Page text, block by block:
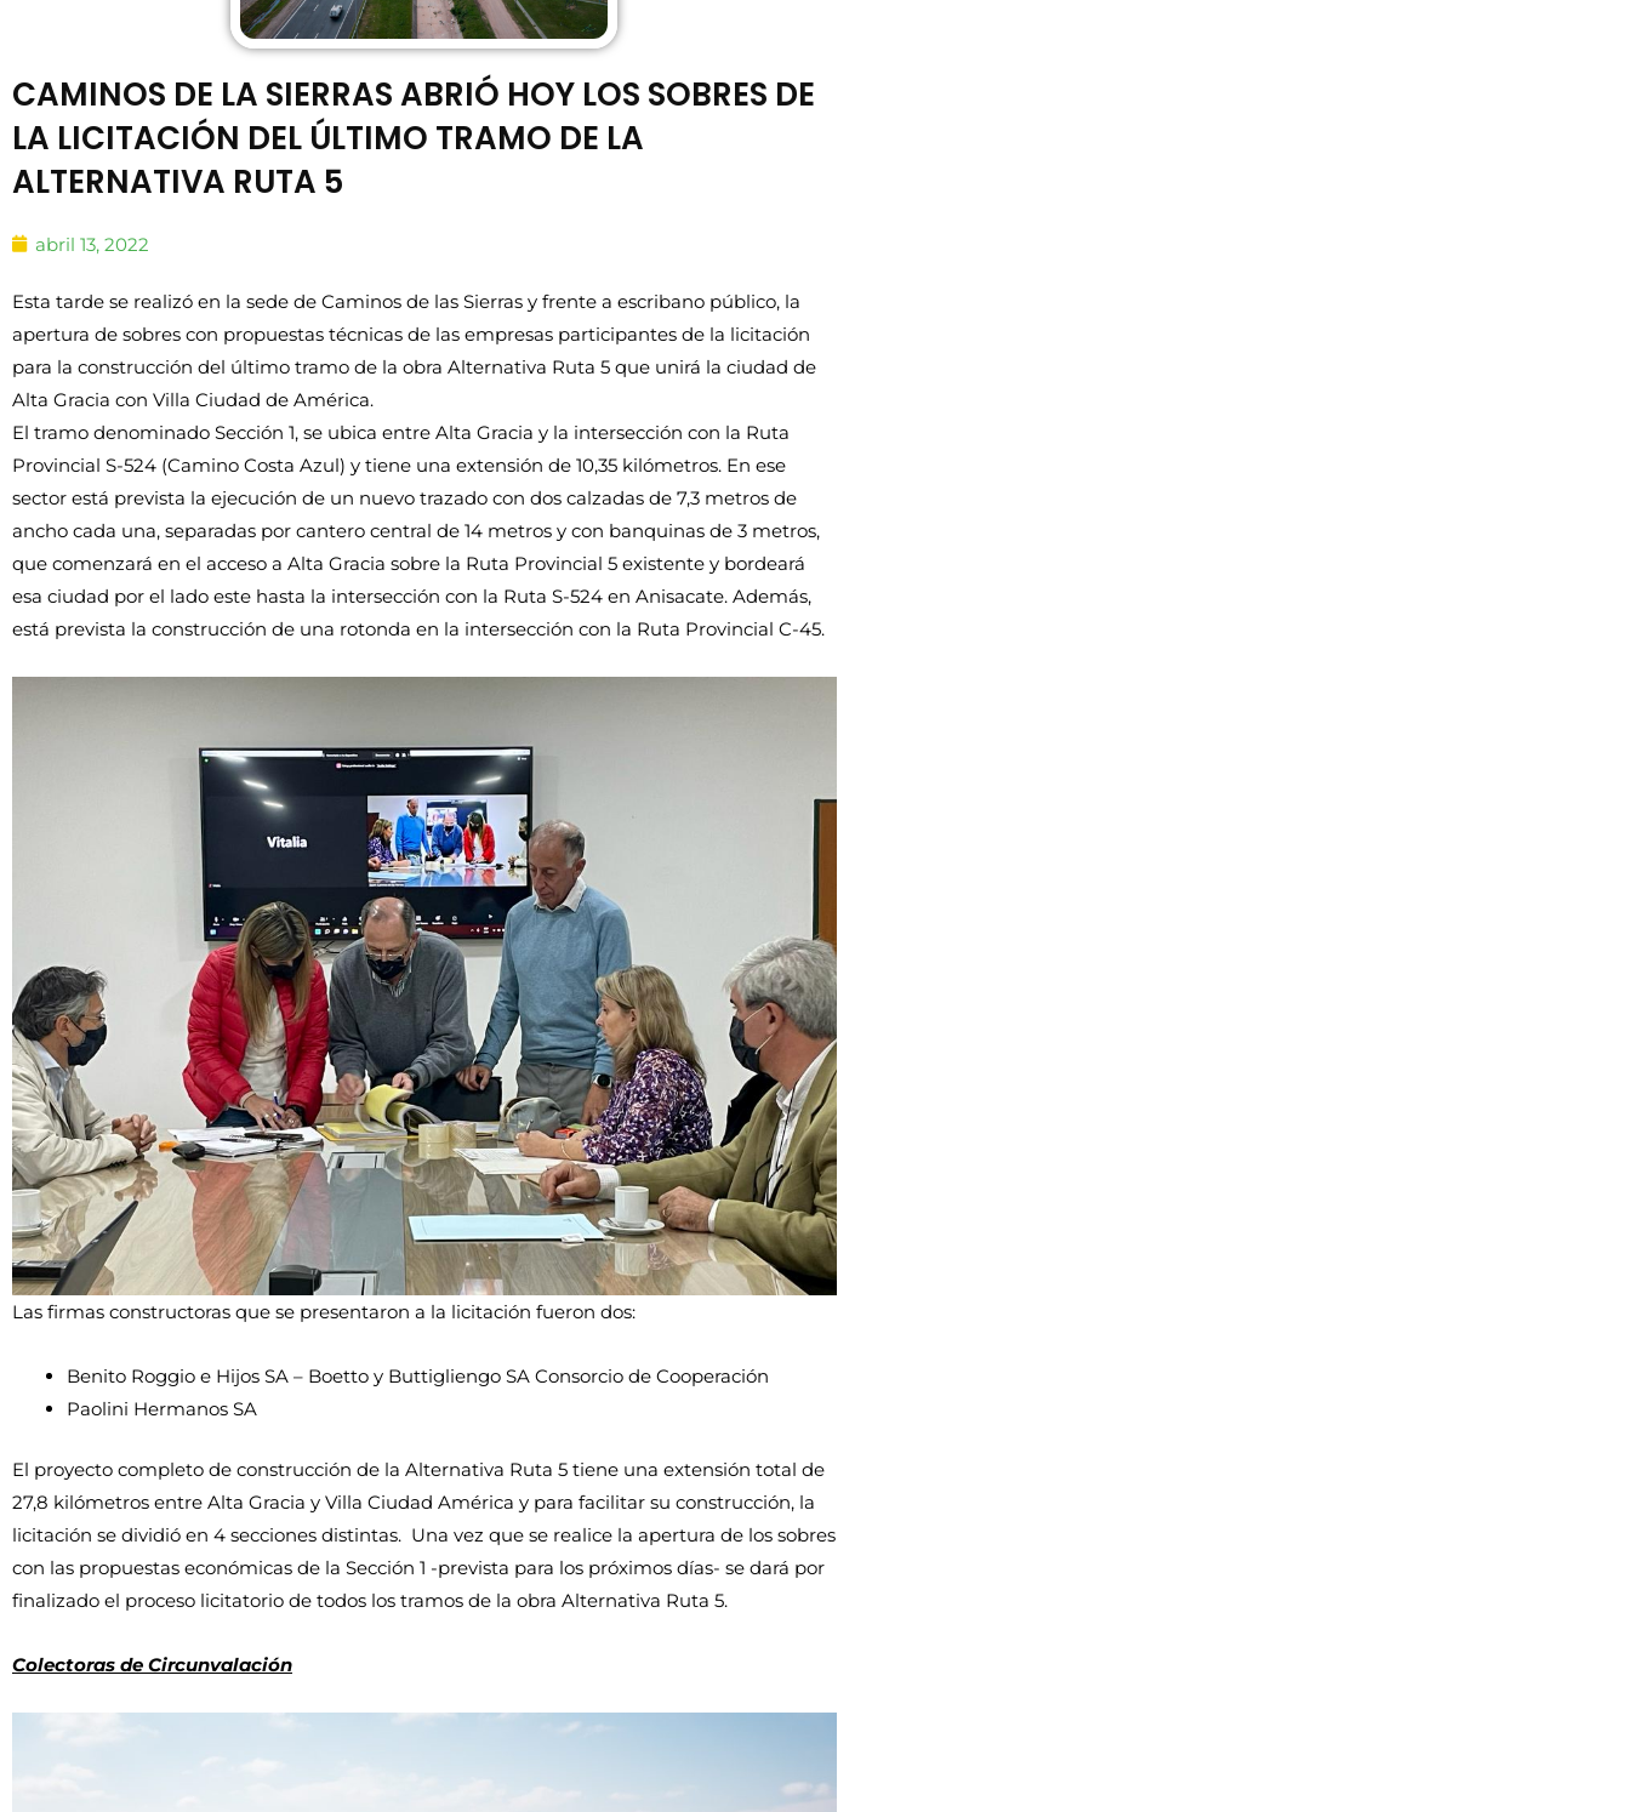
CAMINOS DE LA SIERRAS ABRIÓ HOY LOS SOBRES DE
LA LICITACIÓN DEL ÚLTIMO TRAMO DE LA
ALTERNATIVA RUTA 5
abril 13, 2022
Esta tarde se realizó en la sede de Caminos de las Sierras y frente a escribano público, la
apertura de sobres con propuestas técnicas de las empresas participantes de la licitación
para la construcción del último tramo de la obra Alternativa Ruta 5 que unirá la ciudad de
Alta Gracia con Villa Ciudad de América.
El tramo denominado Sección 1, se ubica entre Alta Gracia y la intersección con la Ruta
Provincial S-524 (Camino Costa Azul) y tiene una extensión de 10,35 kilómetros. En ese
sector está prevista la ejecución de un nuevo trazado con dos calzadas de 7,3 metros de
ancho cada una, separadas por cantero central de 14 metros y con banquinas de 3 metros,
que comenzará en el acceso a Alta Gracia sobre la Ruta Provincial 5 existente y bordeará
esa ciudad por el lado este hasta la intersección con la Ruta S-524 en Anisacate. Además,
está prevista la construcción de una rotonda en la intersección con la Ruta Provincial C-45.
Las firmas constructoras que se presentaron a la licitación fueron dos:
Benito Roggio e Hijos SA – Boetto y Buttigliengo SA Consorcio de Cooperación
Paolini Hermanos SA
El proyecto completo de construcción de la Alternativa Ruta 5 tiene una extensión total de
27,8 kilómetros entre Alta Gracia y Villa Ciudad América y para facilitar su construcción, la
licitación se dividió en 4 secciones distintas. Una vez que se realice la apertura de los sobres
con las propuestas económicas de la Sección 1 -prevista para los próximos días- se dará por
finalizado el proceso licitatorio de todos los tramos de la obra Alternativa Ruta 5.
Colectoras de Circunvalación